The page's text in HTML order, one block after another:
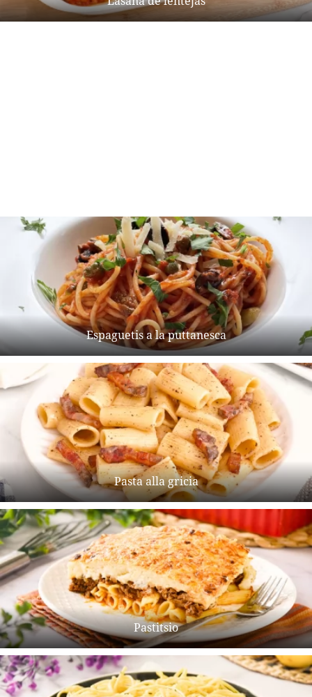
Espaguetis a la puttanesca
Pasta alla gricia
Pastitsio